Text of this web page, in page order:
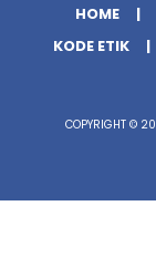
HOME
KODE ETIK
COPYRIGHT ©